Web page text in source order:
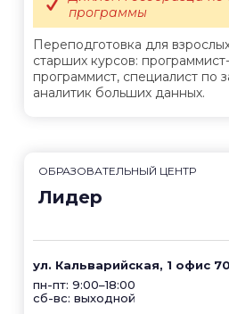
Переподготовка для
старших курсов:
программист, специалист по
аналитик больших данных.
программы
ОБРАЗОВАТЕЛЬНЫЙ ЦЕНТР
Лидер
ул. Кальварийская, 1 офис
пн-пт: 9:00–18:00
сб-вс: выходной